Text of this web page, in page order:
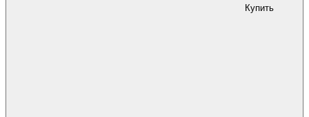
Купить